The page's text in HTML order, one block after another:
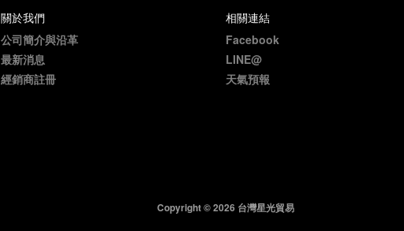
關於我們
公司簡介與沿革
最新消息
經銷商註冊
相關連結
Facebook
LINE@
天氣預報
Copyright © 2026 台灣星光貿易